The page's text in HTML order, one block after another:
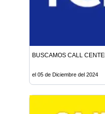
BUSCAMOS CALL
el 05 de Diciembre del 2024